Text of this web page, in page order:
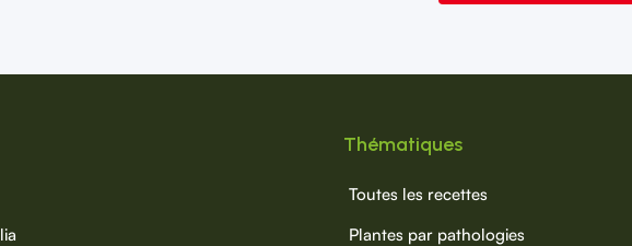
Thématiques
Toutes les recettes
Plantes par pathologies